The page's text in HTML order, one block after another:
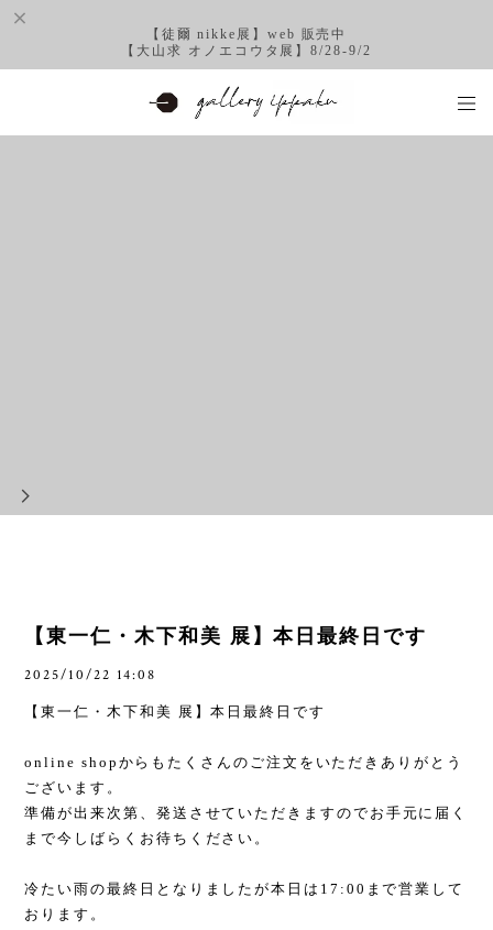
【徒爾 nikke展】web 販売中
【大山求 オノエコウタ展】8/28-9/2
【東一仁・木下和美 展】本日最終日です
2025/10/22 14:08
【東一仁・木下和美 展】本日最終日です
online shop からもたくさんのご注文をいただきありがとう
ございます。
準備が出来次第、発送させていただきますのでお手元に届く
まで今しばらくお待ちください。
冷たい雨の最終日となりましたが本日は 17:00 まで営業して
おります。